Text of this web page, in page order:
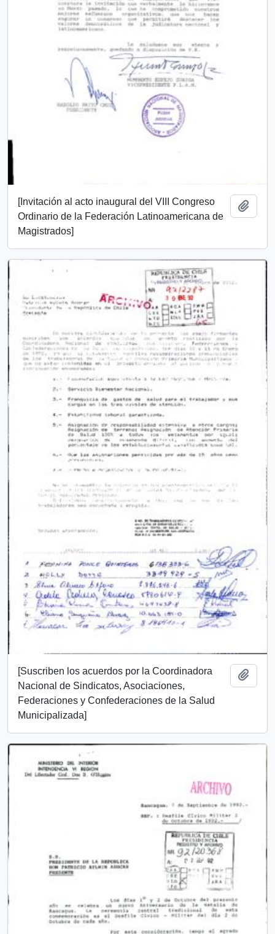
[Invitación al acto inaugural del VIII Congreso
Ordinario de la Federación Latinoamericana de
Magistrados]
[Suscriben los acuerdos por la Coordinadora
Nacional de Sindicatos, Asociaciones,
Federaciones y Confederaciones de la Salud
Municipalizada]